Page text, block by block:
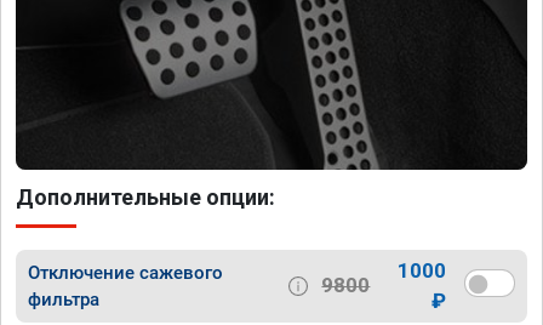
Дополнительные опции:
Отключение сажевого
фильтра
9800
1000
₽